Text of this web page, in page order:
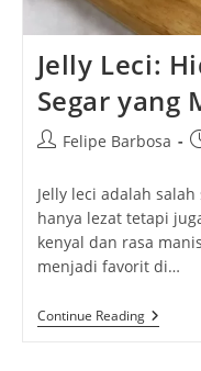
Jelly Leci:
Segar yang
PostFelipe Barbosa
Jelly leci adalah
hanya lezat tetapi
kenyal dan rasa
menjadi favorit di…
Continue ReadingJelly
Leci: